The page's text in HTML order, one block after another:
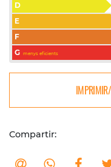
D
E
F
G menys eficients
Compartir: